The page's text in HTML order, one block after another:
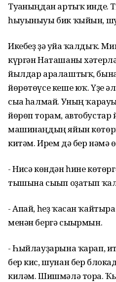
Туғаныңдан артыҡ инде.
һыуыныуы бик ҡыйын,
Икебеҙ ҙә уйға ҡалдыҡ.
күргән Наташаны
йылдар аралаштыҡ, бына
йөрөтөүсе кеше юҡ. Үҙе
сыға һалмай. Уның
йөрөп торам, автобустар
машинаңдың яйын
китәм. Ирем дә бер нәмә
- Нисә көндән һине
тышына сығып оҙатып
- Апай, һеҙ ҡасан
менән бергә сығырмын.
- Һыйлауҙарына ҡарап,
бер кис, шунан бер
киләм. Шишмәлә тора.